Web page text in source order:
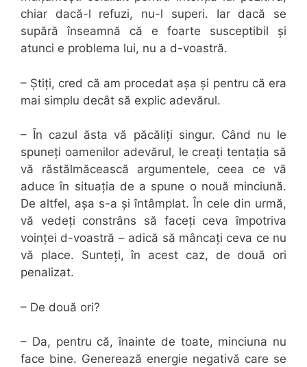
chiar dacă-l refuzi, nu-l superi. Iar dacă se
supără înseamnă că e foarte susceptibil și
atunci e problema lui, nu a d-voastră.
– Știți, cred că am procedat așa și pentru că era
mai simplu decât să explic adevărul.
– În cazul ăsta vă păcăliți singur. Când nu le
spuneți oamenilor adevărul, le creați tentația să
vă răstălmăcească argumentele, ceea ce vă
aduce în situația de a spune o nouă minciună.
De altfel, așa s-a și întâmplat. În cele din urmă,
vă vedeți constrâns să faceți ceva împotriva
voinței d-voastră – adică să mâncați ceva ce nu
vă place. Sunteți, în acest caz, de două ori
penalizat.
– De două ori?
– Da, pentru că, înainte de toate, minciuna nu
face bine. Generează energie negativă care se